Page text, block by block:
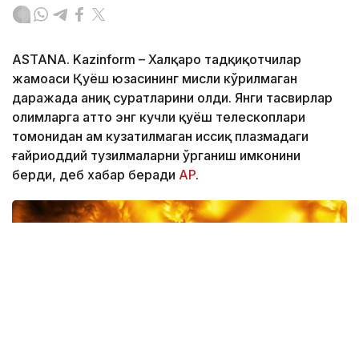
ASTANА. Kazinform – Халқаро тадқиқотчилар
жамоаси Қуёш юзасининг мисли кўрилмаган
даражада аниқ суратларини олди. Янги тасвирлар
олимларга ҳатто энг кучли қуёш телескоплари
томонидан ҳам кузатилмаган иссиқ плазмадаги
ғайриоддий тузилмаларни ўрганиш имконини
берди, деб хабар беради АP.